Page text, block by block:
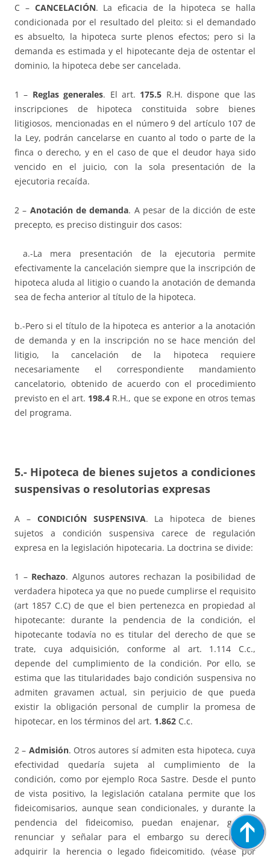
C – CANCELACIÓN. La eficacia de la hipoteca se halla
condicionada por el resultado del pleito: si el demandado
es absuelto, la hipoteca surte plenos efectos; pero si la
demanda es estimada y el hipotecante deja de ostentar el
dominio, la hipoteca debe ser cancelada.
1 – Reglas generales. El art. 175.5 R.H. dispone que las
inscripciones de hipoteca constituida sobre bienes
litigiosos, mencionadas en el número 9 del artículo 107 de
la Ley, podrán cancelarse en cuanto al todo o parte de la
finca o derecho, y en el caso de que el deudor haya sido
vencido en el juicio, con la sola presentación de la
ejecutoria recaída.
2 – Anotación de demanda. A pesar de la dicción de este
precepto, es preciso distinguir dos casos:
a.-La mera presentación de la ejecutoria permite
efectivamente la cancelación siempre que la inscripción de
hipoteca aluda al litigio o cuando la anotación de demanda
sea de fecha anterior al título de la hipoteca.
b.-Pero si el título de la hipoteca es anterior a la anotación
de demanda y en la inscripción no se hace mención del
litigio, la cancelación de la hipoteca requiere
necesariamente el correspondiente mandamiento
cancelatorio, obtenido de acuerdo con el procedimiento
previsto en el art. 198.4 R.H., que se expone en otros temas
del programa.
5.- Hipoteca de bienes sujetos a condiciones
suspensivas o resolutorias expresas
A –CONDICIÓN SUSPENSIVA. La hipoteca de bienes
sujetos a condición suspensiva carece de regulación
expresa en la legislación hipotecaria. La doctrina se divide:
1 – Rechazo. Algunos autores rechazan la posibilidad de
verdadera hipoteca ya que no puede cumplirse el requisito
(art 1857 C.C) de que el bien pertenezca en propiedad al
hipotecante: durante la pendencia de la condición, el
hipotecante todavía no es titular del derecho de que se
trate, cuya adquisición, conforme al art. 1.114 C.c.,
depende del cumplimiento de la condición. Por ello, se
estima que las titularidades bajo condición suspensiva no
admiten gravamen actual, sin perjuicio de que pueda
existir la obligación personal de cumplir la promesa de
hipotecar, en los términos del art. 1.862 C.c.
2 – Admisión. Otros autores sí admiten esta hipoteca, cuya
efectividad quedaría sujeta al cumplimiento de la
condición, como por ejemplo Roca Sastre. Desde el punto
de vista positivo, la legislación catalana permite que los
fideicomisarios, aunque sean condicionales, y durante la
pendencia del fideicomiso, puedan enajenar, gravar,
renunciar y señalar para el embargo su derecho de
adquirir la herencia o legado fideicomitido. (véase por